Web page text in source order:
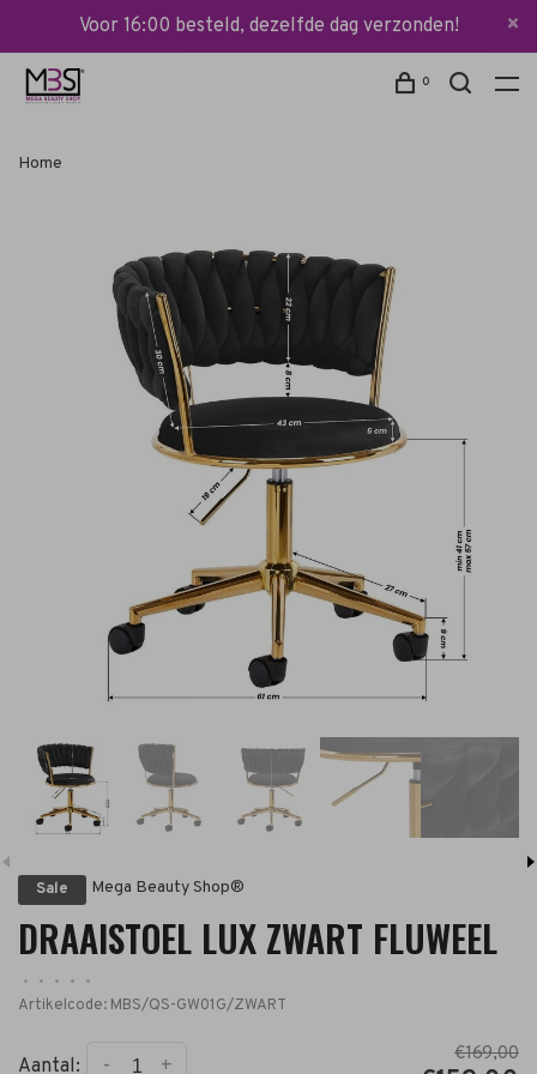
Voor 16:00 besteld, dezelfde dag verzonden!
0
Home
Sale Mega Beauty Shop®
DRAAISTOEL LUX ZWART FLUWEEL
• • • •
•
Artikelcode: MBS/QS-GW01G/ZWART
Aantal: +
-
€169,00